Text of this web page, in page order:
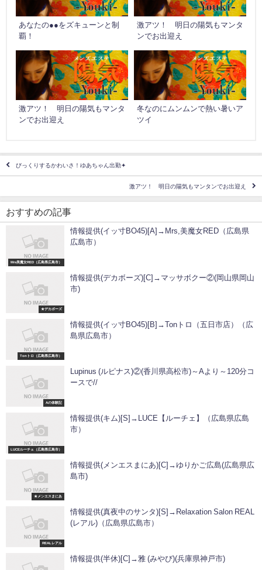
あなたの●●をズキューンと制
覇！
激アツ！ 明日の陽気もマンタ
ンでお出迎え
激アツ！ 明日の陽気もマンタ
ンでお出迎え
冬なのにムンムンで熱い暑いア
ツイ
びっくりするかわいさ！ゆあちゃん出勤✦
激アツ！ 明日の陽気もマンタンでお出迎え
おすすめの記事
Mrs美魔女RED（広島県広島市）
情報提供(イッ寸BO45)[A]→Mrs,美魔女RED（広島県
広島市）
★デカボーズ
情報提供(デカボーズ)[C]→マッサボクー②(岡山県岡山
市)
Tonトロ（広島県広島市）
情報提供(イッ寸BO45)[B]→Tonトロ（五日市店）（広
島県広島市）
Aの体験記
Lupinus (ルピナス)②(香川県高松市)～Aより～120分コ
ースで//
LUCEルーチェ（広島県広島市）
情報提供(キム)[S]→LUCE【ルーチェ】（広島県広島
市）
★メンエスまにあ
情報提供(メンエスまにあ)[C]→ゆりかご広島(広島県広
島市)
REALレアル
情報提供(真夜中のサンタ)[S]→Relaxation Salon REAL
(レアル)（広島県広島市）
情報提供(半休)[C]→雅 (みやび)(兵庫県神戸市)